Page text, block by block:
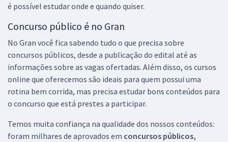
é possível estudar onde e quando quiser.
Concurso público é no Gran
No Gran você fica sabendo tudo o que precisa sobre
concursos públicos, desde a publicação do edital até as
informações sobre as vagas ofertadas. Além disso, os cursos
online que oferecemos são ideais para quem possui uma
rotina bem corrida, mas precisa estudar bons conteúdos para
o concurso que está prestes a participar.
Temos muita confiança na qualidade dos nossos conteúdos:
foram milhares de aprovados em concursos públicos,